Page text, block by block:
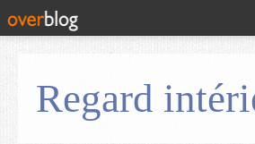
Regard